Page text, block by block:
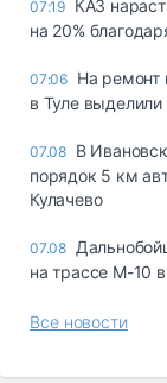
07:19 КАЗ
на 20%
07:06 На ремонт
в Туле
07.08 В
порядок 5 км
Кулачево
07.08
на трассе М-10
Все новости